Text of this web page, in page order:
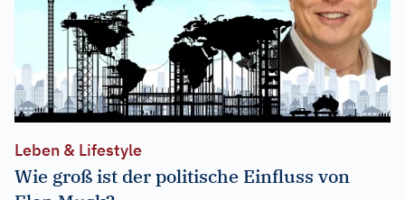
Leben & Lifestyle
Wie groß ist der politische Einfluss von